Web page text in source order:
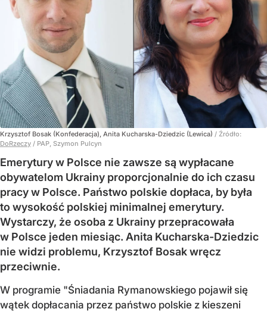
Krzysztof Bosak (Konfederacja), Anita Kucharska-Dziedzic (Lewica) / Źródło:
DoRzeczy / PAP, Szymon Pulcyn
Emerytury w Polsce nie zawsze są wypłacane
obywatelom Ukrainy proporcjonalnie do ich czasu
pracy w Polsce. Państwo polskie dopłaca, by była
to wysokość polskiej minimalnej emerytury.
Wystarczy, że osoba z Ukrainy przepracowała
w Polsce jeden miesiąc. Anita Kucharska-Dziedzic
nie widzi problemu, Krzysztof Bosak wręcz
przeciwnie.
W programie "Śniadania Rymanowskiego pojawił się
wątek dopłacania przez państwo polskie z kieszeni